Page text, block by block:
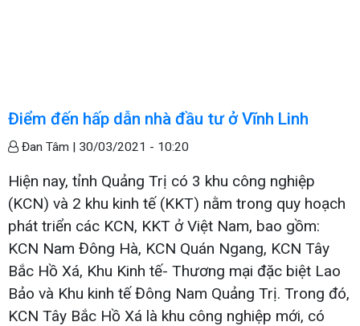
Điểm đến hấp dẫn nhà đầu tư ở Vĩnh Linh
Đan Tâm | 30/03/2021 - 10:20
Hiện nay, tỉnh Quảng Trị có 3 khu công nghiệp
(KCN) và 2 khu kinh tế (KKT) nằm trong quy hoạch
phát triển các KCN, KKT ở Việt Nam, bao gồm:
KCN Nam Đông Hà, KCN Quán Ngang, KCN Tây
Bắc Hồ Xá, Khu Kinh tế- Thương mại đặc biệt Lao
Bảo và Khu kinh tế Đông Nam Quảng Trị. Trong đó,
KCN Tây Bắc Hồ Xá là khu công nghiệp mới, có